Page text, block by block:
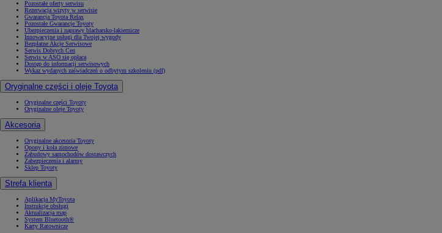
Pozostałe oferty serwisu
Rezerwacja wizyty w serwisie
Gwarancja Toyota Relax
Pozostałe Gwarancje Toyoty
Ubezpieczenia i naprawy blacharsko-lakiernicze
Innowacyjne usługi dla Twojej wygody
Bezpłatne Akcje Serwisowe
Serwis Dobrych Cen
Serwis w ASO się opłaca
Dostęp do informacji serwisowych
Wykaz wydanych zaświadczeń o odbytym szkoleniu (pdf)
Oryginalne części i oleje Toyota
Oryginalne części Toyoty
Oryginalne oleje Toyoty
Akcesoria
Oryginalne akcesoria Toyoty
Opony i koła zimowe
Zabudowy samochodów dostawczych
Zabezpieczenia i alarmy
Sklep Toyoty
Strefa klienta
Aplikacja MyToyota
Instrukcje obsługi
Aktualizacja map
System Bluetooth®
Karty Ratownicze